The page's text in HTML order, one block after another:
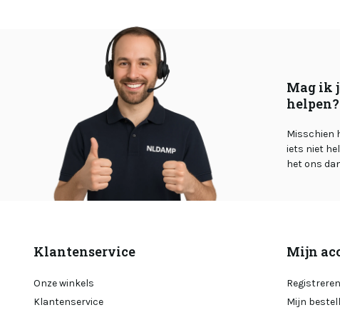
Mag ik
helpen?
Misschien
iets niet
het ons
Klantenservice
Onze winkels
Klantenservice
Mijn
Registreren
Mijn